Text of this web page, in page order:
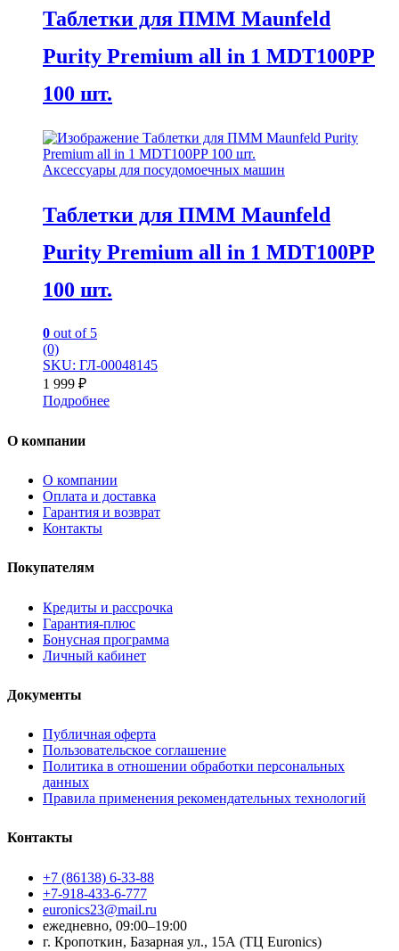
Таблетки для ПММ Maunfeld
Purity Premium all in 1 MDT100PP
100 шт.
Аксессуары для посудомоечных машин
Таблетки для ПММ Maunfeld
Purity Premium all in 1 MDT100PP
100 шт.
0 out of 5
(0)
SKU: ГЛ-00048145
1 999 ₽
Подробнее
О компании
О компании
Оплата и доставка
Гарантия и возврат
Контакты
Покупателям
Кредиты и рассрочка
Гарантия-плюс
Бонусная программа
Личный кабинет
Документы
Публичная оферта
Пользовательское соглашение
Политика в отношении обработки персональных
данных
Правила применения рекомендательных технологий
Контакты
+7 (86138) 6-33-88
+7-918-433-6-777
euronics23@mail.ru
ежедневно, 09:00–19:00
г. Кропоткин, Базарная ул., 15А (ТЦ Euronics)